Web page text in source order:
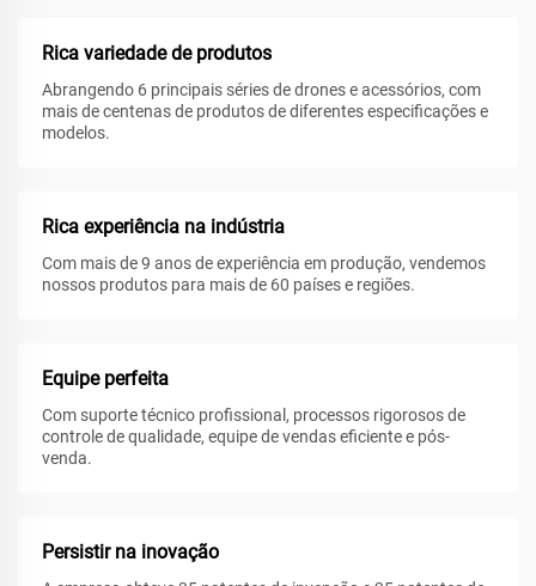
Rica variedade de produtos
Abrangendo 6 principais séries de drones e acessórios, com
mais de centenas de produtos de diferentes especificações e
modelos.
Rica experiência na indústria
Com mais de 9 anos de experiência em produção, vendemos
nossos produtos para mais de 60 países e regiões.
Equipe perfeita
Com suporte técnico profissional, processos rigorosos de
controle de qualidade, equipe de vendas eficiente e pós-
venda.
Persistir na inovação